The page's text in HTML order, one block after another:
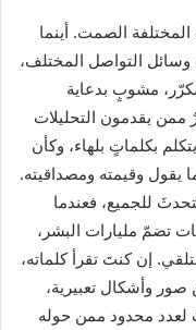
الصمت. أينما
وسائل التواصل المختلف،
مشوبٍ بدعاية
ممن يقدمون التحليلات
بكلماتٍ بلهاء، وكأن
وقيمته ومصداقيته.
للجميع، ‏فعندما
تضمّ مليارات البشر،
إن كنتَ تقرأ كلماته،
صور وأشكال تعبيرية،
لعدد محدود ممن حوله